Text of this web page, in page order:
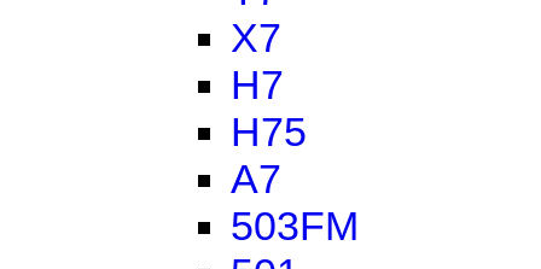
X7
H7
H75
A7
503FM